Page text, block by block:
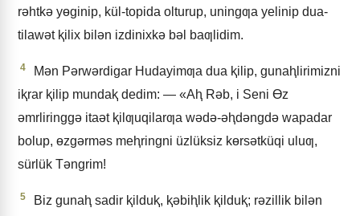
rǝhtkǝ yɵginip, kül-topida olturup, uningƣa yelinip dua-
tilawǝt ⱪilix bilǝn izdinixkǝ bǝl baƣlidim.
4
Mǝn Pǝrwǝrdigar Hudayimƣa dua ⱪilip, gunaⱨlirimizni
iⱪrar ⱪilip mundaⱪ dedim: — «Aⱨ Rǝb, i Seni Ɵz
ǝmrliringgǝ itaǝt ⱪilƣuqilarƣa wǝdǝ-ǝⱨdǝngdǝ wapadar
bolup, ɵzgǝrmǝs meⱨringni üzlüksiz kɵrsǝtküqi uluƣ,
sürlük Tǝngrim!
5
Biz gunaⱨ sadir ⱪilduⱪ, ⱪǝbiⱨlik ⱪilduⱪ; rǝzillik bilǝn